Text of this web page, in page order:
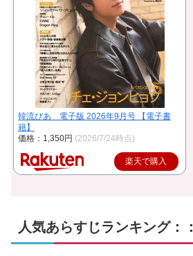
韓流ぴあ 電子版 2026年9月号 【電子書
籍】
価格：1,350円 (2026/7/24時点)
楽天で購入
人気あらすじランキング：：